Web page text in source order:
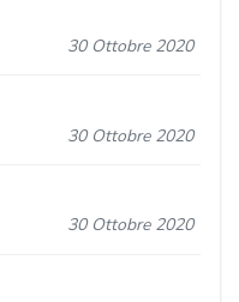
30 Ottobre 2020
30 Ottobre 2020
30 Ottobre 2020